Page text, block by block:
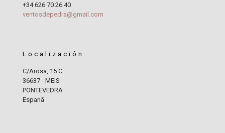
+34 626 70 26 40
ventosdepedra@gmail.com
Localización
C/Arosa, 15 C
36637 - MEIS
PONTEVEDRA
Espanã